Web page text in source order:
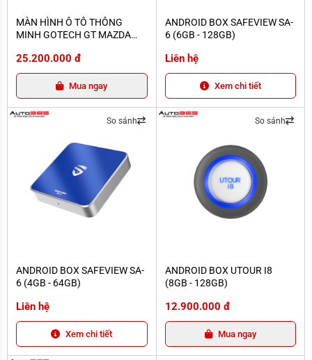
MÀN HÌNH Ô TÔ THÔNG MINH GOTECH GT MAZDA 360 LIMITED
MÀN HÌNH Ô TÔ THÔNG
MINH GOTECH GT MAZDA
25.200.000 đ
Mua ngay
ANDROID BOX SAFEVIEW SA-
6 (6GB - 128GB)
Liên hệ
Xem chi tiết
So sánh
ANDROID BOX SAFEVIEW SA-
6 (4GB - 64GB)
Liên hệ
Xem chi tiết
So sánh
ANDROID BOX UTOUR I8
(8GB - 128GB)
12.900.000 đ
Mua ngay